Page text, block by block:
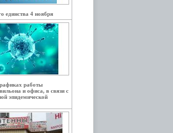
единства 4 ноября
работы
и офиса, в связи с
эпидемической